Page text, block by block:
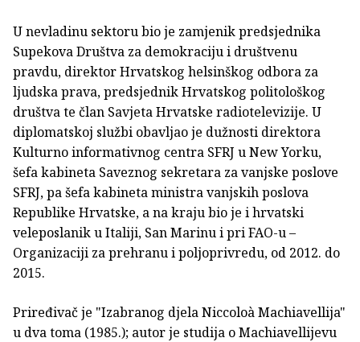
U nevladinu sektoru bio je zamjenik predsjednika
Supekova Društva za demokraciju i društvenu
pravdu, direktor Hrvatskog helsinškog odbora za
ljudska prava, predsjednik Hrvatskog politološkog
društva te član Savjeta Hrvatske radiotelevizije. U
diplomatskoj službi obavljao je dužnosti direktora
Kulturno informativnog centra SFRJ u New Yorku,
šefa kabineta Saveznog sekretara za vanjske poslove
SFRJ, pa šefa kabineta ministra vanjskih poslova
Republike Hrvatske, a na kraju bio je i hrvatski
veleposlanik u Italiji, San Marinu i pri FAO-u –
Organizaciji za prehranu i poljoprivredu, od 2012. do
2015.
Priređivač je "Izabranog djela Niccoloà Machiavellija"
u dva toma (1985.); autor je studija o Machiavellijevu